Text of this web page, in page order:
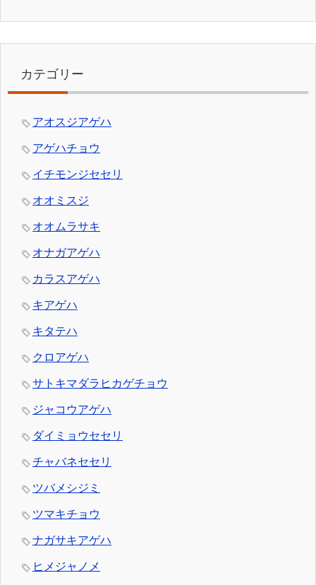
カテゴリー
アオスジアゲハ
アゲハチョウ
イチモンジセセリ
オオミスジ
オオムラサキ
オナガアゲハ
カラスアゲハ
キアゲハ
キタテハ
クロアゲハ
サトキマダラヒカゲチョウ
ジャコウアゲハ
ダイミョウセセリ
チャバネセセリ
ツバメシジミ
ツマキチョウ
ナガサキアゲハ
ヒメジャノメ